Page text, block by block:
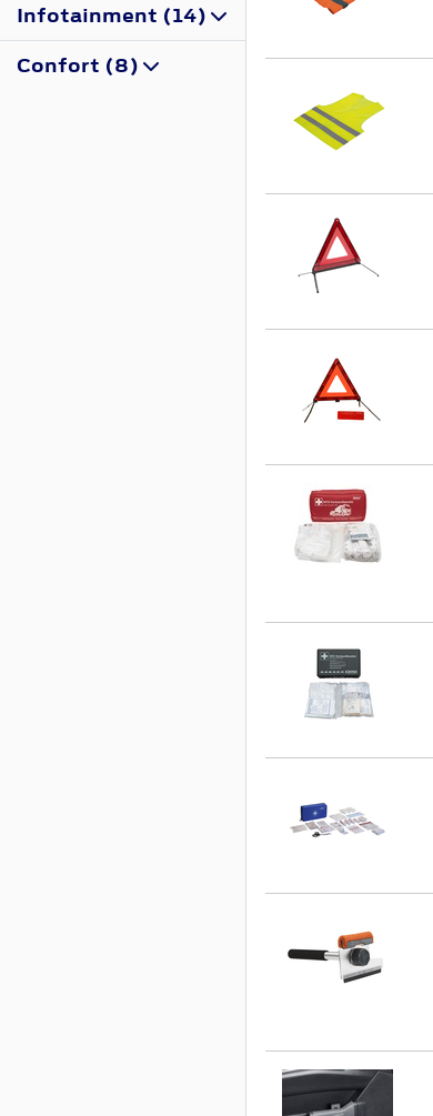
Infotainment (14)
Confort (8)